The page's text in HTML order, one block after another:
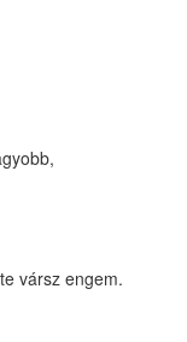
vársz engem.